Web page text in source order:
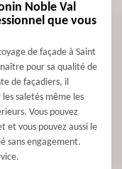
Noble Val
que vous
de façade à Saint
pour sa qualité de
de façadiers, il
saletés même les
Vous pouvez
et vous pouvez aussi le
sans engagement.